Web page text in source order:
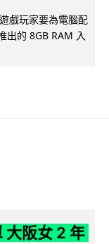
戲玩家要為電腦配
出的 8GB RAM 入
大阪女 2 年